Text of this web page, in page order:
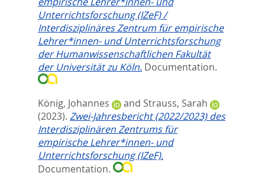
Unterrichtsforschung (IZeF) /
Interdisziplinäres Zentrum für empirische
Lehrer*innen- und Unterrichtsforschung
der Humanwissenschaftlichen Fakultät
der Universität zu Köln. Documentation.
König, Johannes and Strauss, Sarah
(2023). Zwei-Jahresbericht (2022/2023) des
Interdisziplinären Zentrums für
empirische Lehrer*innen- und
Unterrichtsforschung (IZeF).
Documentation.